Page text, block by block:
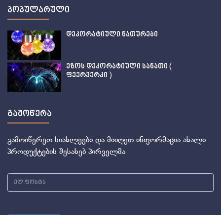
პოპულარული
დეკორატიული ნათურები
ეზოს დეკორატიული სანათი (
ფეერვერკი )
გამოწერა
გამოიწერეთ სიახლეები და მიიღეთ ინფორმაცია ახალი
პროდუქტების შესახებ პირველმა